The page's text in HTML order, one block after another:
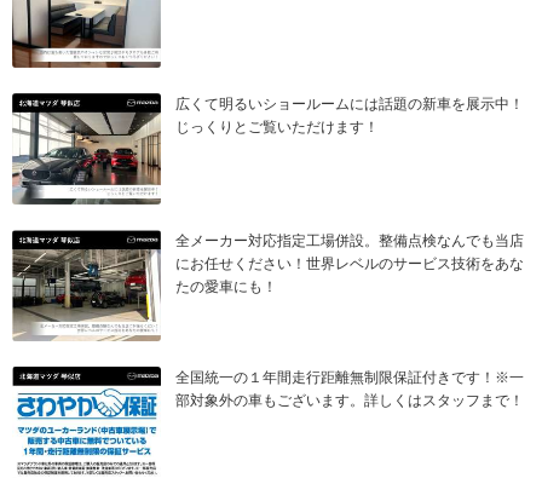
広くて明るいショールームには話題の新車を展示中！
じっくりとご覧いただけます！
全メーカー対応指定工場併設。整備点検なんでも当店
にお任せください！世界レベルのサービス技術をあな
たの愛車にも！
全国統一の１年間走行距離無制限保証付きです！※一
部対象外の車もございます。詳しくはスタッフまで！